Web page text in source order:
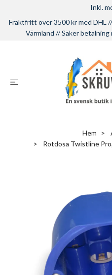
Inkl.
Fraktfritt över 3500 kr med DHL
Värmland // Säker
Hem
Rotdosa Twistline